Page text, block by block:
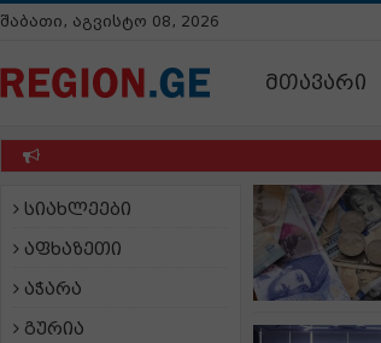
შაბათი, აგვისტო 08, 2026
მთავარი
სიახლეები
აფხაზეთი
აჭარა
გურია